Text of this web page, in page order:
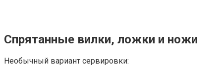
Спрятанные вилки, ложки и ножи
Необычный вариант сервировки: